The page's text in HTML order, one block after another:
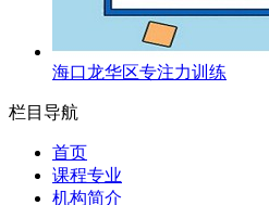
海口龙华区专注力训练
栏目导航
首页
课程专业
机构简介